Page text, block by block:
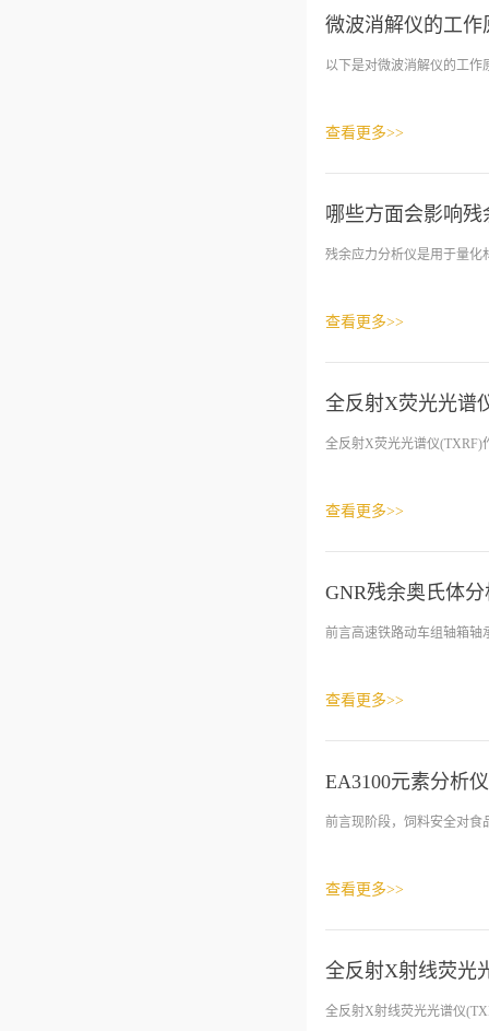
微波消解仪的工
以下是对微波消解仪的工作
查看更多>>
哪些方面会影响
残余应力分析仪是用于量化
查看更多>>
全反射X荧光光谱
全反射X荧光光谱仪(TXRF)
查看更多>>
GNR残余奥氏体
前言高速铁路动车组轴箱轴
查看更多>>
EA3100元素分析
前言现阶段，饲料安全对食
查看更多>>
全反射X射线荧光
全反射X射线荧光光谱仪